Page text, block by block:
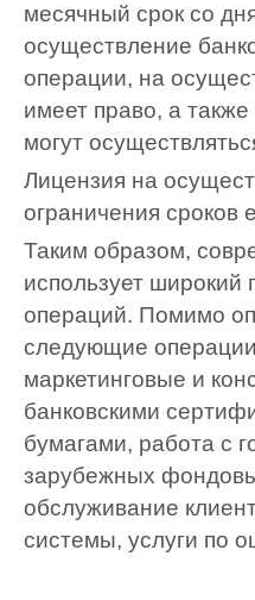
месячный срок со
осуществление
операции, на
имеет право, а
могут
Лицензия на
ограничения сроков
Таким образом,
использует широкий
операций. Помимо
следующие
маркетинговые и
банковскими
бумагами, работа с
зарубежных
обслуживание
системы, услуги по